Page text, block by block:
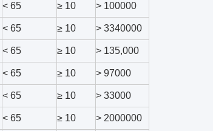
< 65 ≥ 10 > 100000
< 65 ≥ 10 > 3340000
< 65 ≥ 10 > 135,000
< 65 ≥ 10 > 97000
< 65 ≥ 10 > 33000
< 65 ≥ 10 > 2000000